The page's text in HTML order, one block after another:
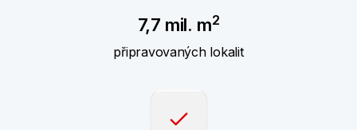
7,7 mil. m2
připravovaných lokalit